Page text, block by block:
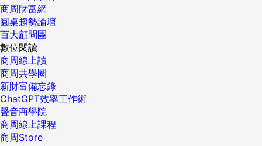
商周財富網
圓桌趨勢論壇
百大顧問團
數位閱讀
商周線上讀
商周共學圈
新財富備忘錄
ChatGPT效率工作術
聲音商學院
商周線上課程
商周Store